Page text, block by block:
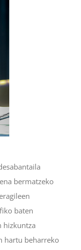
bermatzeko
baten
hizkuntza
hartu beharreko